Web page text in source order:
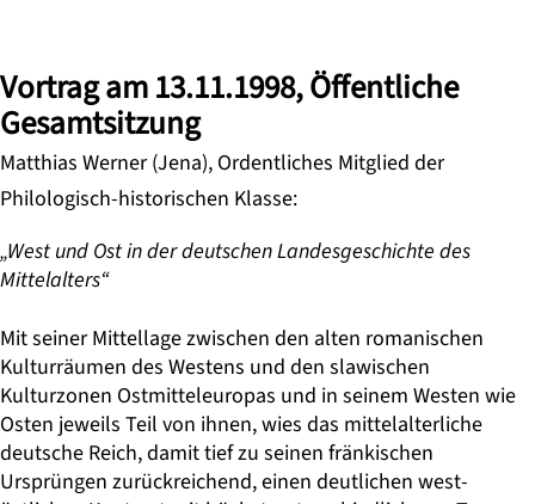
Vortrag am 13.11.1998, Öffentliche
Gesamtsitzung
Matthias Werner (Jena), Ordentliches Mitglied der
Philologisch-historischen Klasse:
„West und Ost in der deutschen Landesgeschichte des
Mittelalters“
Mit seiner Mittellage zwischen den alten romanischen
Kulturräumen des Westens und den slawischen
Kulturzonen Ostmitteleuropas und in seinem Westen wie
Osten jeweils Teil von ihnen, wies das mittelalterliche
deutsche Reich, damit tief zu seinen fränkischen
Ursprüngen zurückreichend, einen deutlichen west-